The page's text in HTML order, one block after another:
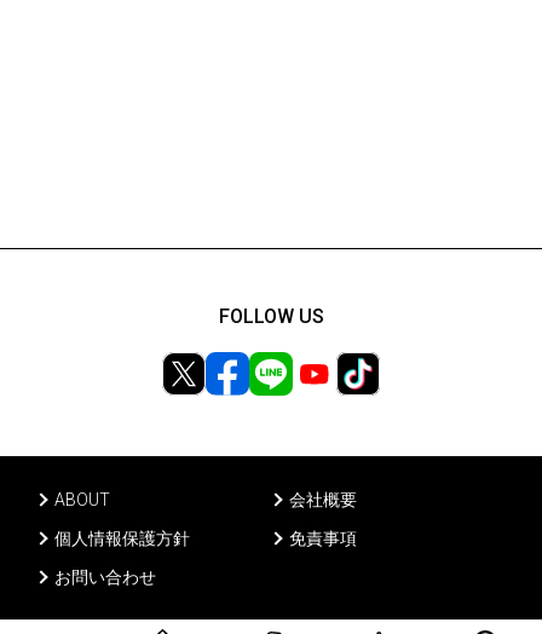
ABOUT
会社概要
個人情報保護方針
免責事項
お問い合わせ
FOLLOW US